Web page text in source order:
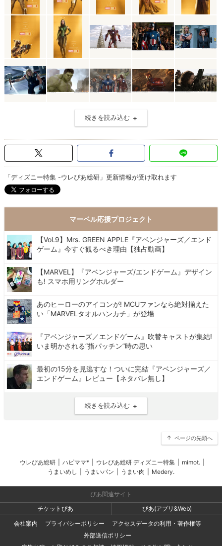
続きを読み込む
「ディズニー特集 -ウレぴあ総研」更新情報が受け取れます
マーベル応援プロジェクト
【Vol.9】Mrs. GREEN APPLE『アベンジャーズ／エンド
ゲーム』今すぐ観るべき理由【独占動画】
【MARVEL】『アベンジャーズ/エンドゲーム』デザイン
も! スマホ用リングホルダー
あのヒーローのアイコンが! MCUファンなら絶対揃えた
い「MARVELタオルハンカチ」が登場
『アベンジャーズ／エンドゲーム』吹替キャストが集結!
いま明かされる“指パッチン”時の思い
最初の15分を見逃すな！ついに完結『アベンジャーズ／
エンドゲーム』レビュー【ネタバレ無し】
続きを読み込む
ページの先頭へ
ウレぴあ総研 ハピママ* ウレぴあ総研 ディズニー特集 mimot.
うまいめし
うまいパン うまい肉 Medery.
ぴあ関連サイト
チケットぴあ
ぴあ(アプリ&Web)
会社案内
プライバシーポリシー
アクセスデータの利用・著作権等
外部送信ポリシー